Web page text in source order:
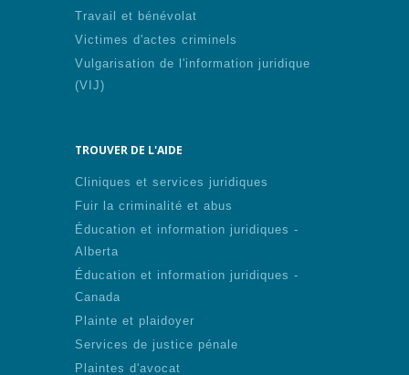
Travail et bénévolat
Victimes d'actes criminels
Vulgarisation de l'information juridique
(VIJ)
TROUVER DE L'AIDE
Cliniques et services juridiques
Fuir la criminalité et abus
Éducation et information juridiques -
Alberta
Éducation et information juridiques -
Canada
Plainte et plaidoyer
Services de justice pénale
Plaintes d'avocat